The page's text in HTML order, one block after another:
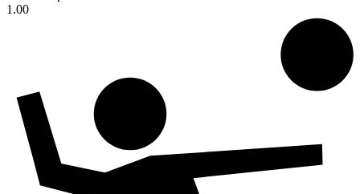
1.00